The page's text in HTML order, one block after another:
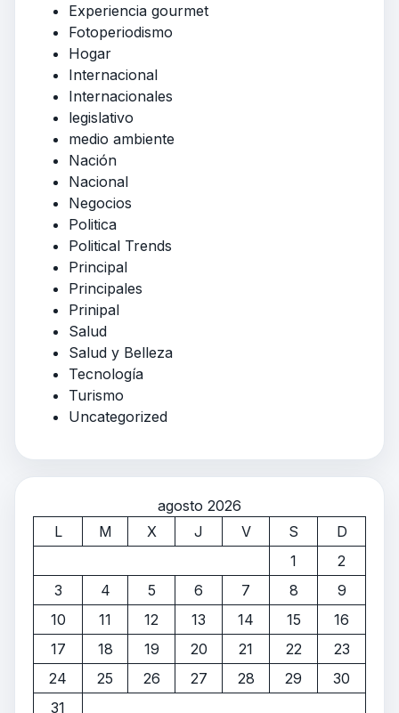
Experiencia gourmet
Fotoperiodismo
Hogar
Internacional
Internacionales
legislativo
medio ambiente
Nación
Nacional
Negocios
Politica
Political Trends
Principal
Principales
Prinipal
Salud
Salud y Belleza
Tecnología
Turismo
Uncategorized
agosto 2026
L
M X J V S
D
1
2
3
4 5 6 7 8
9
10
11 12 13 14 15
16
17
18 19 20 21 22
23
24
25 26 27 28 29
30
31